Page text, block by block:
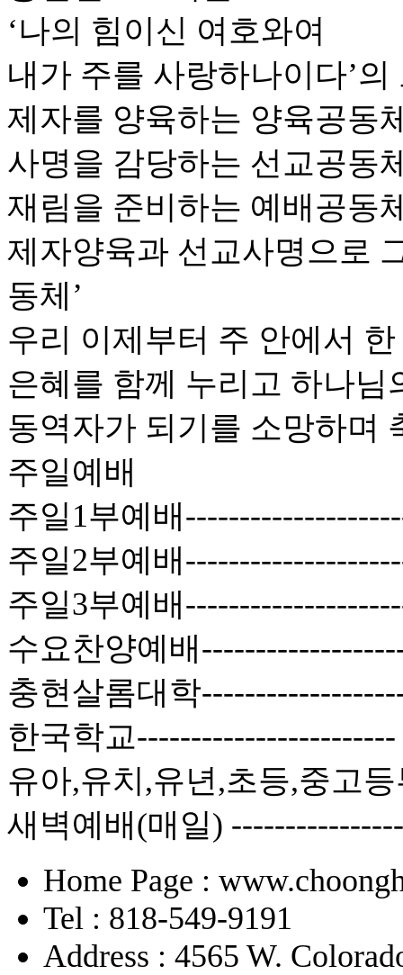
‘나의 힘이신 여호와여
내가 주를 사랑하나이다’의
제자를 양육하는 양육공동
사명을 감당하는 선교공동
재림을 준비하는 예배공동
제자양육과 선교사명으로
동체’
우리 이제부터 주 안에서
은혜를 함께 누리고 하나님
동역자가 되기를 소망하며
주일예배
주일1부예배
주일2부예배
주일3부예배
수요찬양예배
충현살롬대학
한국학교
유아,유치,유년,초등,중고
새벽예배(매일)
Home Page :
Tel : 818-549-9191
Address : 4565 W.